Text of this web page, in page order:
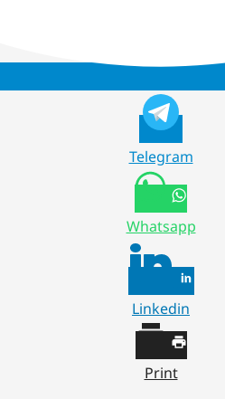
Telegram
Whatsapp
Linkedin
Print